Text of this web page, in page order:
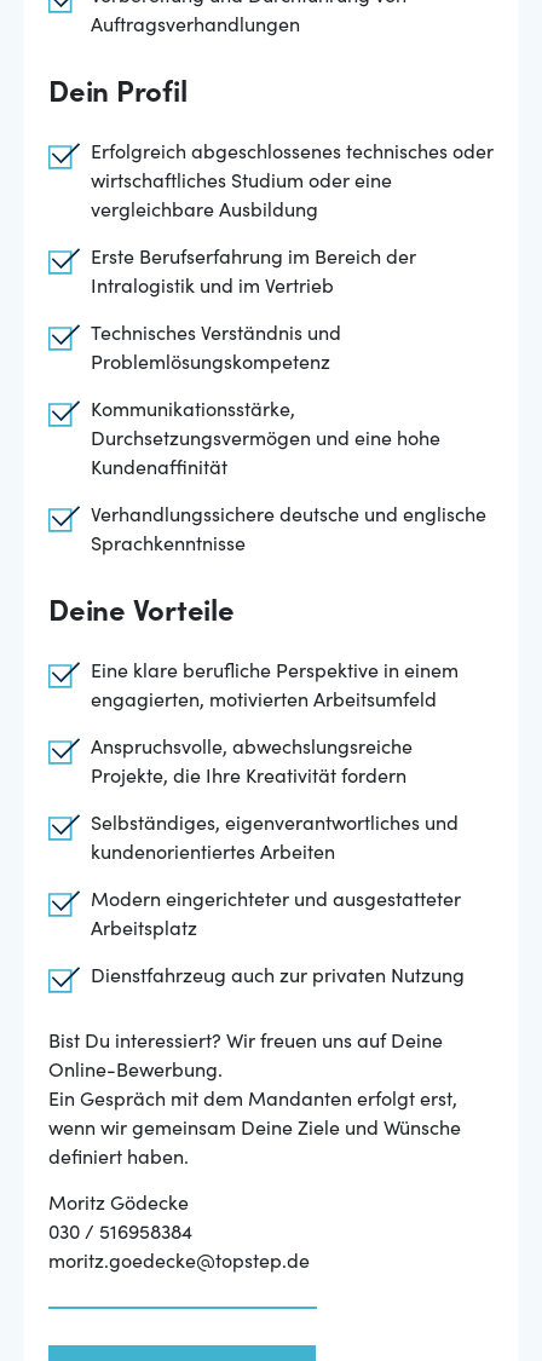
Auftragsverhandlungen
Dein Profil
Erfolgreich abgeschlossenes technisches oder
wirtschaftliches Studium oder eine
vergleichbare Ausbildung
Erste Berufserfahrung im Bereich der
Intralogistik und im Vertrieb
Technisches Verständnis und
Problemlösungskompetenz
Kommunikationsstärke,
Durchsetzungsvermögen und eine hohe
Kundenaffinität
Verhandlungssichere deutsche und englische
Sprachkenntnisse
Deine Vorteile
Eine klare berufliche Perspektive in einem
engagierten, motivierten Arbeitsumfeld
Anspruchsvolle, abwechslungsreiche
Projekte, die Ihre Kreativität fordern
Selbständiges, eigenverantwortliches und
kundenorientiertes Arbeiten
Modern eingerichteter und ausgestatteter
Arbeitsplatz
Dienstfahrzeug auch zur privaten Nutzung
Bist Du interessiert? Wir freuen uns auf Deine
Online-Bewerbung.
Ein Gespräch mit dem Mandanten erfolgt erst,
wenn wir gemeinsam Deine Ziele und Wünsche
definiert haben.
Moritz Gödecke
030 / 516958384
moritz.goedecke@topstep.de